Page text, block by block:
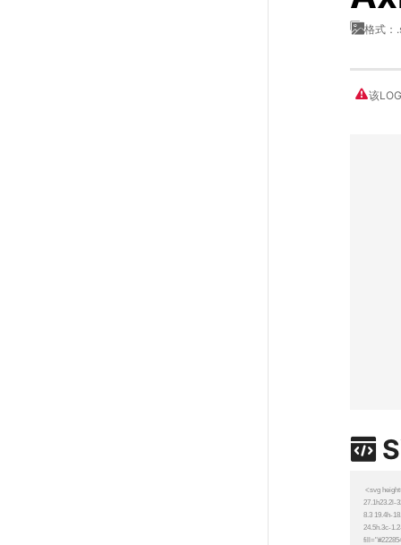
格式：
该